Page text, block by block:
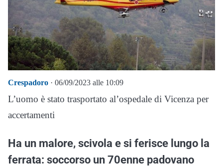
Crespadoro · 06/09/2023 alle 10:09
L’uomo è stato trasportato al’ospedale di Vicenza per
accertamenti
Ha un malore, scivola e si ferisce lungo la
ferrata: soccorso un 70enne padovano